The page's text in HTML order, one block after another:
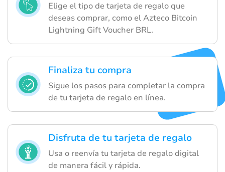
Elige el tipo de tarjeta de regalo que
deseas comprar, como el Azteco Bitcoin
Lightning Gift Voucher BRL.
Finaliza tu compra
Sigue los pasos para completar la compra
de tu tarjeta de regalo en línea.
Disfruta de tu tarjeta de regalo
Usa o reenvía tu tarjeta de regalo digital
de manera fácil y rápida.